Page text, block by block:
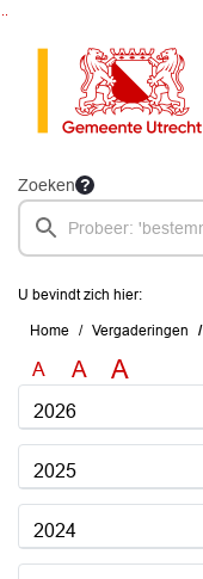
Zoeken
U bevindt zich hier:
Home Vergaderingen
A A A
2026
2025
2024